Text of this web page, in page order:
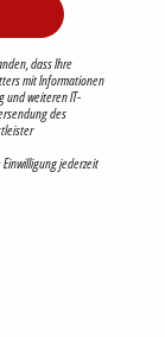
dass Ihre
mit Informationen
und weiteren IT-
des
jederzeit